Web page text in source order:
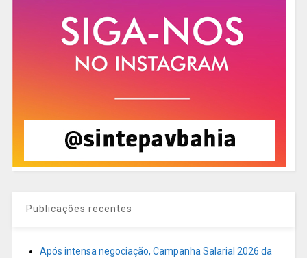
Publicações recentes
Após intensa negociação, Campanha Salarial 2026 da